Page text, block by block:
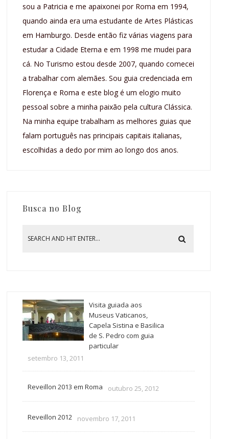
sou a Patricia e me apaixonei por Roma em 1994,
quando ainda era uma estudante de Artes Plásticas
em Hamburgo. Desde então fiz várias viagens para
estudar a Cidade Eterna e em 1998 me mudei para
cá. No Turismo estou desde 2007, quando comecei
a trabalhar com alemães. Sou guia credenciada em
Florença e Roma e este blog é um elogio muito
pessoal sobre a minha paixão pela cultura Clássica.
Na minha equipe trabalham as melhores guias que
falam português nas principais capitais italianas,
escolhidas a dedo por mim ao longo dos anos.
Busca no Blog
Visita guiada aos
Museus Vaticanos,
Capela Sistina e Basilica
de S. Pedro com guia
particular
setembro 13, 2011
Reveillon 2013 em Roma outubro 25, 2012
Reveillon 2012 novembro 17, 2011